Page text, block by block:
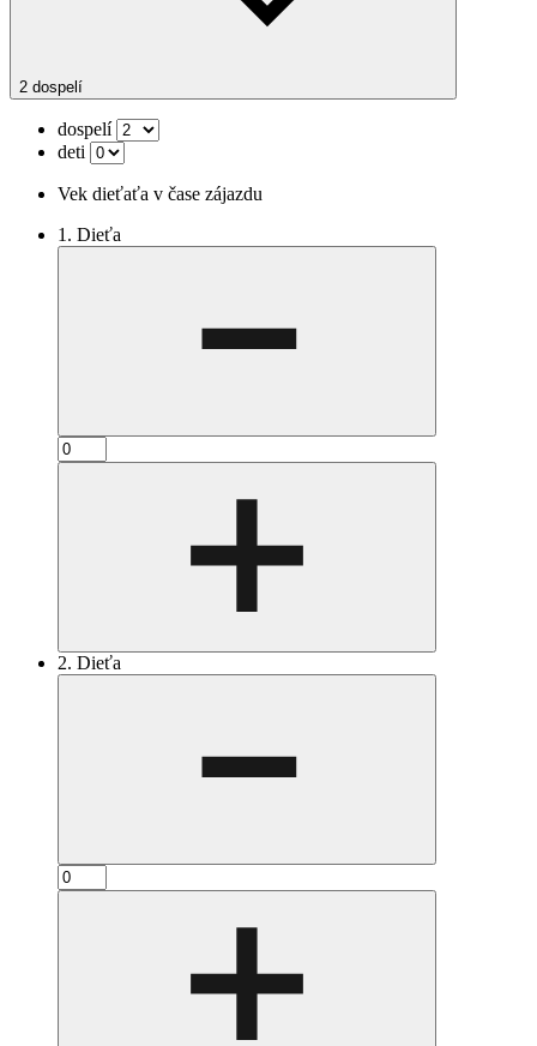
2 dospelí
dospelí
deti
Vek dieťaťa v čase zájazdu
1. Dieťa
2. Dieťa